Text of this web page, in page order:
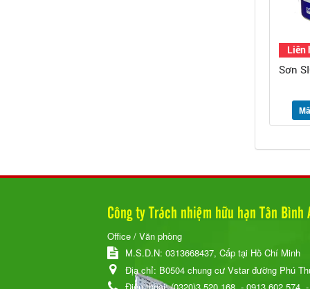
Liên
Sơn
Công ty Trách nhiệm hữu hạn Tân Bình
Office / Văn phòng
M.S.D.N: 0313668437, Cấp tại Hồ Chí Minh
Địa chỉ: B0504 chung cư Vstar đường Phú